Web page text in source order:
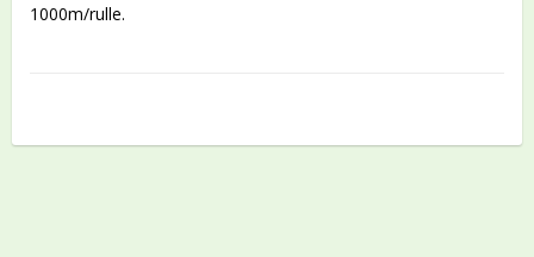
1000m/rulle.